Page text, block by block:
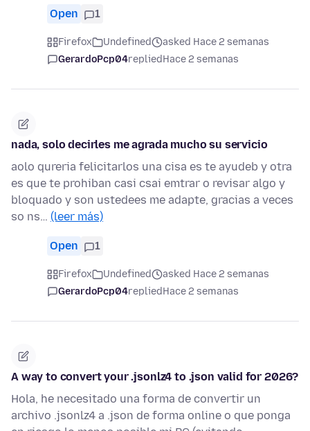
Open 1
Firefox Undefined
asked Hace 2 semanas
GerardoPcp04repliedHace 2 semanas
nada, solo decirles me agrada mucho su servicio
aolo qureria felicitarlos una cisa es te ayudeb y otra
es que te prohiban casi csai emtrar o revisar algo y
bloquado y son ustedees me adapte, gracias a veces
so ns… (leer más)
Open 1
Firefox Undefined
asked Hace 2 semanas
GerardoPcp04repliedHace 2 semanas
A way to convert your .jsonlz4 to .json valid for 2026?
Hola, he necesitado una forma de convertir un
archivo .jsonlz4 a .json de forma online o que ponga